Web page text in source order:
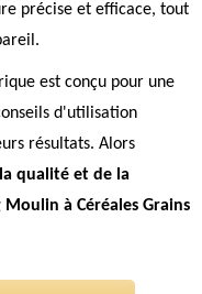
précise et efficace, tout
est conçu pour une
d'utilisation
résultats. Alors
qualité et de la
Moulin à Céréales Grains